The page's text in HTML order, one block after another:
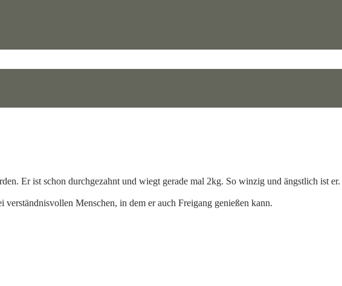
Er ist schon durchgezahnt und wiegt gerade mal 2kg. So winzig und ängstlich ist er.
verständnisvollen Menschen, in dem er auch Freigang genießen kann.